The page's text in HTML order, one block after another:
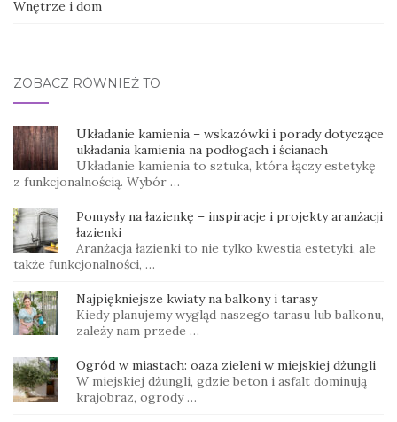
Wnętrze i dom
ZOBACZ RÓWNIEŻ TO
Układanie kamienia – wskazówki i porady dotyczące
układania kamienia na podłogach i ścianach
Układanie kamienia to sztuka, która łączy estetykę
z funkcjonalnością. Wybór …
Pomysły na łazienkę – inspiracje i projekty aranżacji
łazienki
Aranżacja łazienki to nie tylko kwestia estetyki, ale
także funkcjonalności, …
Najpiękniejsze kwiaty na balkony i tarasy
Kiedy planujemy wygląd naszego tarasu lub balkonu,
zależy nam przede …
Ogród w miastach: oaza zieleni w miejskiej dżungli
W miejskiej dżungli, gdzie beton i asfalt dominują
krajobraz, ogrody …